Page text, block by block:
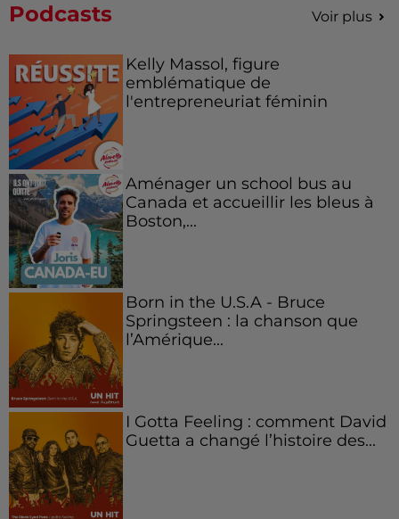
Podcasts Voir plus
Kelly Massol, figure
emblématique de
l'entrepreneuriat féminin
Aménager un school bus au
Canada et accueillir les bleus à
Boston,...
Born in the U.S.A - Bruce
Springsteen : la chanson que
l’Amérique...
I Gotta Feeling : comment David
Guetta a changé l’histoire des...